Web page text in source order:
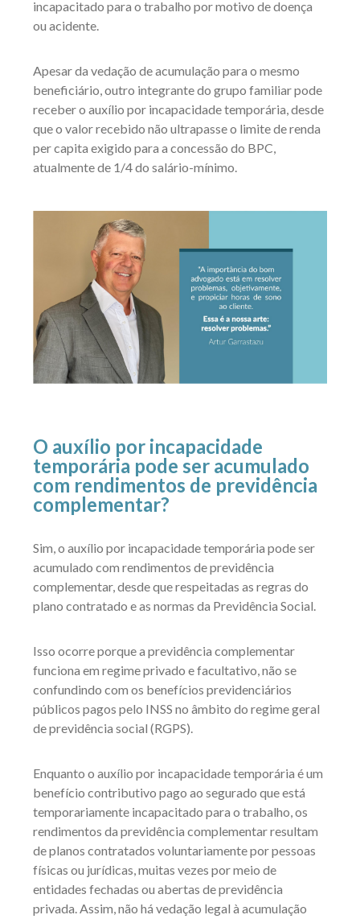
incapacitado para o trabalho por motivo de doença
ou acidente.
Apesar da vedação de acumulação para o mesmo
beneficiário, outro integrante do grupo familiar pode
receber o auxílio por incapacidade temporária, desde
que o valor recebido não ultrapasse o limite de renda
per capita exigido para a concessão do BPC,
atualmente de 1/4 do salário-mínimo.
O auxílio por incapacidade
temporária pode ser acumulado
com rendimentos de previdência
complementar?
Sim, o auxílio por incapacidade temporária pode ser
acumulado com rendimentos de previdência
complementar, desde que respeitadas as regras do
plano contratado e as normas da Previdência Social.
Isso ocorre porque a previdência complementar
funciona em regime privado e facultativo, não se
confundindo com os benefícios previdenciários
públicos pagos pelo INSS no âmbito do regime geral
de previdência social (RGPS).
Enquanto o auxílio por incapacidade temporária é um
benefício contributivo pago ao segurado que está
temporariamente incapacitado para o trabalho, os
rendimentos da previdência complementar resultam
de planos contratados voluntariamente por pessoas
físicas ou jurídicas, muitas vezes por meio de
entidades fechadas ou abertas de previdência
privada. Assim, não há vedação legal à acumulação